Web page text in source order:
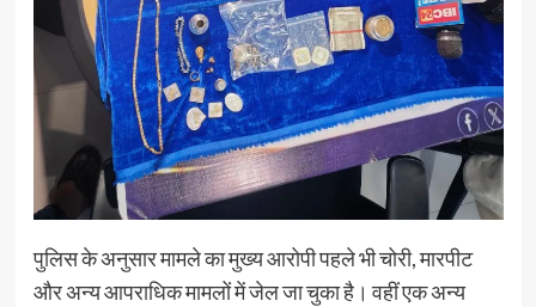
पुलिस के अनुसार मामले का मुख्य आरोपी पहले भी चोरी, मारपीट
और अन्य आपराधिक मामलों में जेल जा चुका है। वहीं एक अन्य